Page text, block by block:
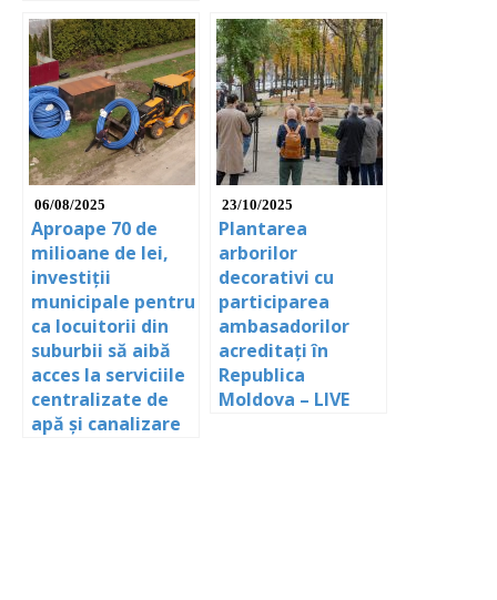
06/08/2025
Aproape 70 de
milioane de lei,
investiții
municipale pentru
ca locuitorii din
suburbii să aibă
acces la serviciile
centralizate de
apă și canalizare
23/10/2025
Plantarea
arborilor
decorativi cu
participarea
ambasadorilor
acreditați în
Republica
Moldova – LIVE